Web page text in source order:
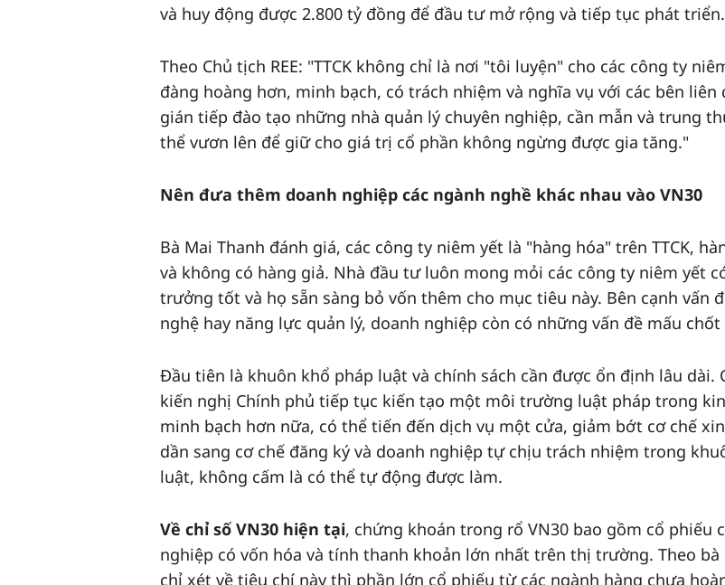
và huy động được 2.800 tỷ đồng để đầu tư mở rộng và tiếp tục phát triển.
Theo Chủ tịch REE: "TTCK không chỉ là nơi "tôi luyện" cho các công ty
đàng hoàng hơn, minh bạch, có trách nhiệm và nghĩa vụ với các bên liên
gián tiếp đào tạo những nhà quản lý chuyên nghiệp, cần mẫn và trung
thể vươn lên để giữ cho giá trị cổ phần không ngừng được gia tăng."
Nên đưa thêm doanh nghiệp các ngành nghề khác nhau vào VN30
Bà Mai Thanh đánh giá, các công ty niêm yết là "hàng hóa" trên TTCK,
và không có hàng giả. Nhà đầu tư luôn mong mỏi các công ty niêm yết
trưởng tốt và họ sẵn sàng bỏ vốn thêm cho mục tiêu này. Bên cạnh vấn
nghệ hay năng lực quản lý, doanh nghiệp còn có những vấn đề mấu chốt
Đầu tiên là khuôn khổ pháp luật và chính sách cần được ổn định lâu dài.
kiến nghị Chính phủ tiếp tục kiến tạo một môi trường luật pháp trong
minh bạch hơn nữa, có thể tiến đến dịch vụ một cửa, giảm bớt cơ chế
dần sang cơ chế đăng ký và doanh nghiệp tự chịu trách nhiệm trong
luật, không cấm là có thể tự động được làm.
Về chỉ số VN30 hiện tại, chứng khoán trong rổ VN30 bao gồm cổ phiếu
nghiệp có vốn hóa và tính thanh khoản lớn nhất trên thị trường. Theo bà
chỉ xét về tiêu chí này thì phần lớn cổ phiếu từ các ngành hàng chưa